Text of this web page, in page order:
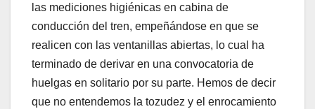
las mediciones higiénicas en cabina de
conducción del tren, empeñándose en que se
realicen con las ventanillas abiertas, lo cual ha
terminado de derivar en una convocatoria de
huelgas en solitario por su parte. Hemos de decir
que no entendemos la tozudez y el enrocamiento